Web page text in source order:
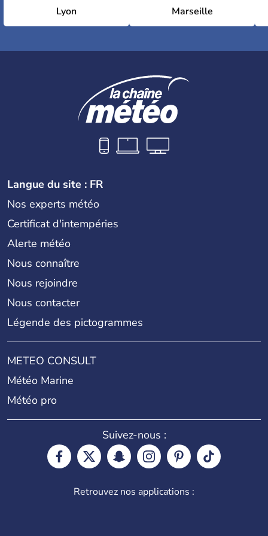
Lyon Marseille
Langue du site : FR
Nos experts météo
Certificat d'intempéries
Alerte météo
Nous connaître
Nous rejoindre
Nous contacter
Légende des pictogrammes
METEO CONSULT
Météo Marine
Météo pro
Suivez-nous :
Retrouvez nos applications :